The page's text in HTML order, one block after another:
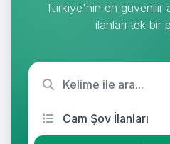
Türkiye'nin en güvenilir
ilanları tek bir